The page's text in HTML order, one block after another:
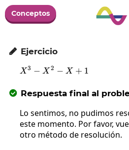
Conceptos
 Ejercicio
X^3-X^2-X+1
X3 − X 2 − X + 1
 Respuesta final al
Lo sentimos, no pudimos
este momento. Por favor,
otro método de resolución.